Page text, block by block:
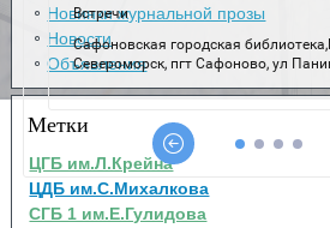
Новинки журнальной прозы
Новости
Объявления
Метки
ЦГБ им.Л.Крейна
ЦДБ им.С.Михалкова
СГБ 1 им.Е.Гулидова